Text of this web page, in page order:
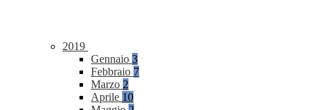
2019
Gennaio 3
Febbraio 7
Marzo 2
Aprile 10